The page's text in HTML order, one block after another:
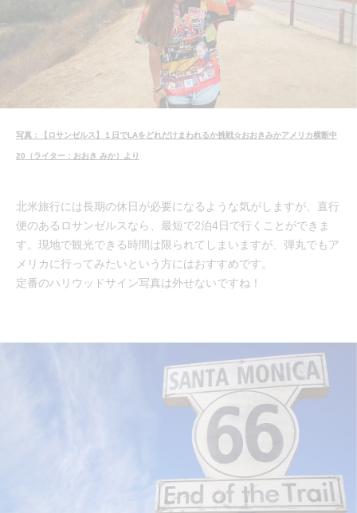
写真：【ロサンゼルス】１日でLAをどれだけまわれるか挑戦☆おおきみかアメリカ横断中
20（ライター：おおき みか）より
北米旅行には長期の休日が必要になるような気がしますが、直行
便のあるロサンゼルスなら、最短で2泊4日で行くことができま
す。現地で観光できる時間は限られてしまいますが、弾丸でもア
メリカに行ってみたいという方にはおすすめです。
定番のハリウッドサイン写真は外せないですね！